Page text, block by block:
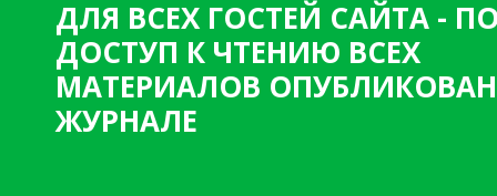
н
и
ц
ДЛЯ ВСЕХ ГОСТЕЙ САЙТА -
ДОСТУП К ЧТЕНИЮ ВСЕХ
МАТЕРИАЛОВ
ЖУРНАЛЕ